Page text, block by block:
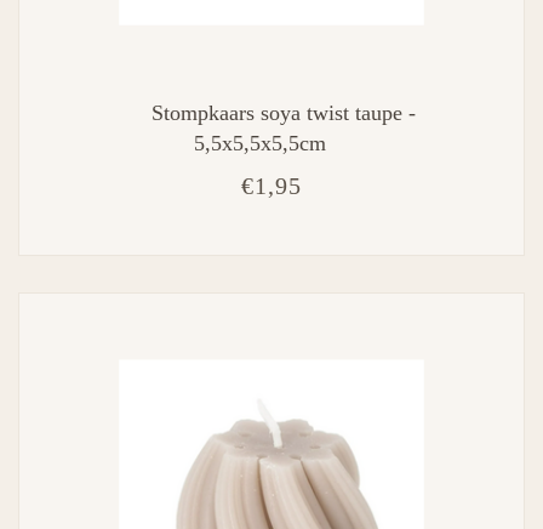
Stompkaars soya twist taupe -
5,5x5,5x5,5cm
€1,95